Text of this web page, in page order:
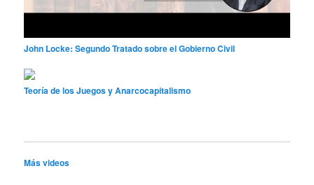
John Locke: Segundo Tratado sobre el Gobierno Civil
Teoría de los Juegos y Anarcocapitalismo
Más videos